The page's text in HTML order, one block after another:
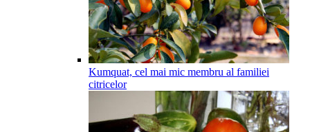
Kumquat, cel mai mic membru al familiei
citricelor